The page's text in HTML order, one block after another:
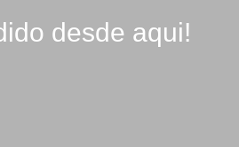
desde aqui!